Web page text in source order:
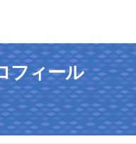
フィール